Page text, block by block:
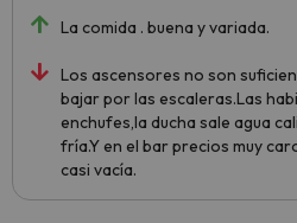
La comida . buena y variada.
Los ascensores no son
bajar por las escaleras.Las
enchufes,la ducha sale agua
fría.Y en el bar precios muy
casi vacía.